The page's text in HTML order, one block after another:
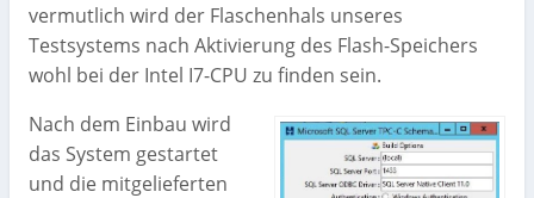
vermutlich wird der Flaschenhals unseres
Testsystems nach Aktivierung des Flash-Speichers
wohl bei der Intel I7-CPU zu finden sein.
Nach dem Einbau wird
das System gestartet
und die mitgelieferten